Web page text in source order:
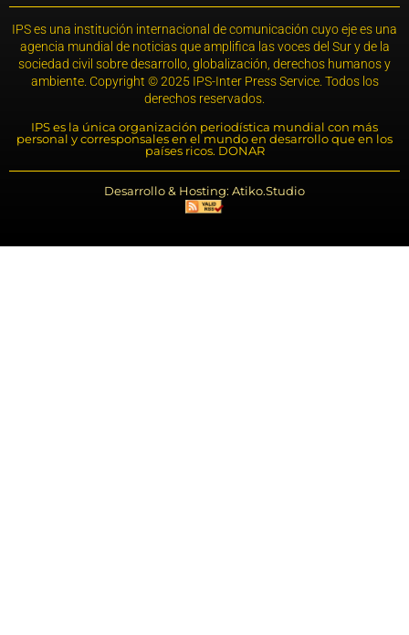
IPS es una institución internacional de comunicación cuyo eje es una
agencia mundial de noticias que amplifica las voces del Sur y de la
sociedad civil sobre desarrollo, globalización, derechos humanos y
ambiente. Copyright © 2025 IPS-Inter Press Service. Todos los
derechos reservados.
IPS es la única organización periodística mundial con más
personal y corresponsales en el mundo en desarrollo que en los
países ricos. DONAR
Desarrollo & Hosting: Atiko.Studio